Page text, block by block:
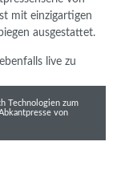
mit einzigartigen
ausgestattet.
Technologien zum
von